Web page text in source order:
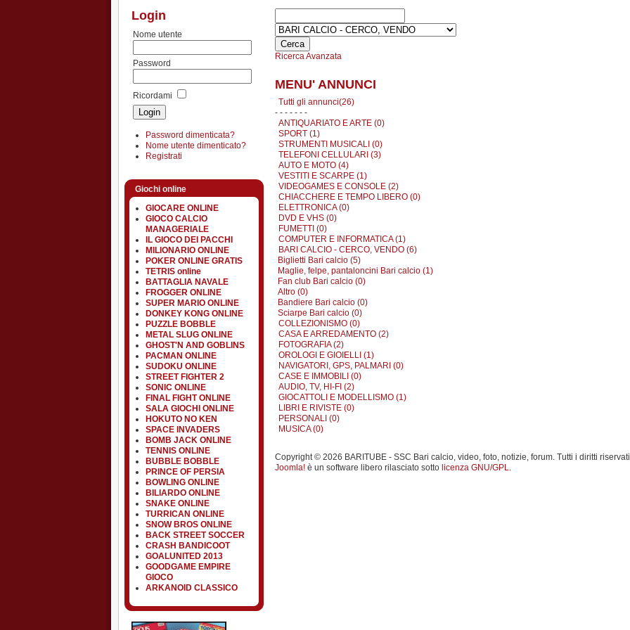
Login
Nome utente
Password
Ricordami
Password dimenticata?
Nome utente dimenticato?
Registrati
Giochi online
GIOCARE ONLINE
GIOCO CALCIO
MANAGERIALE
IL GIOCO DEI PACCHI
MILIONARIO ONLINE
POKER ONLINE GRATIS
TETRIS online
BATTAGLIA NAVALE
FROGGER ONLINE
SUPER MARIO ONLINE
DONKEY KONG ONLINE
PUZZLE BOBBLE
METAL SLUG ONLINE
GHOST'N AND GOBLINS
PACMAN ONLINE
SUDOKU ONLINE
STREET FIGHTER 2
SONIC ONLINE
FINAL FIGHT ONLINE
SALA GIOCHI ONLINE
HOKUTO NO KEN
SPACE INVADERS
BOMB JACK ONLINE
TENNIS ONLINE
BUBBLE BOBBLE
PRINCE OF PERSIA
BOWLING ONLINE
BILIARDO ONLINE
SNAKE ONLINE
TURRICAN ONLINE
SNOW BROS ONLINE
BACK STREET SOCCER
CRASH BANDICOOT
GOALUNITED 2013
GOODGAME EMPIRE
GIOCO
ARKANOID CLASSICO
Ricerca Avanzata
MENU' ANNUNCI
Tutti gli annunci(26)
- - - - - - -
ANTIQUARIATO E ARTE (0)
SPORT (1)
STRUMENTI MUSICALI (0)
TELEFONI CELLULARI (3)
AUTO E MOTO (4)
VESTITI E SCARPE (1)
VIDEOGAMES E CONSOLE (2)
CHIACCHERE E TEMPO LIBERO (0)
ELETTRONICA (0)
DVD E VHS (0)
FUMETTI (0)
COMPUTER E INFORMATICA (1)
BARI CALCIO - CERCO, VENDO (6)
Biglietti Bari calcio (5)
Maglie, felpe, pantaloncini Bari calcio (1)
Fan club Bari calcio (0)
Altro (0)
Bandiere Bari calcio (0)
Sciarpe Bari calcio (0)
COLLEZIONISMO (0)
CASA E ARREDAMENTO (2)
FOTOGRAFIA (2)
OROLOGI E GIOIELLI (1)
NAVIGATORI, GPS, PALMARI (0)
CASE E IMMOBILI (0)
AUDIO, TV, HI-FI (2)
GIOCATTOLI E MODELLISMO (1)
LIBRI E RIVISTE (0)
PERSONALI (0)
MUSICA (0)
Copyright © 2026 BARITUBE - SSC Bari calcio, video, foto, notizie, forum. Tutti i diritti
Joomla! è un software libero rilasciato sotto licenza GNU/GPL